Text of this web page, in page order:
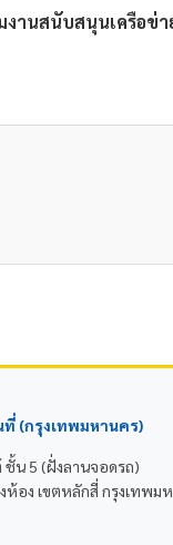
งานสนับสนุนเครือข่
(กรุงเทพมหานคร)
ชั้น 5 (ฝั่งลานจอดรถ)
ห้อง เขตหลักสี่ กรุงเทพม